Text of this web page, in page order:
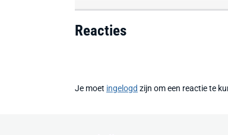
Reacties
Je moet ingelogd zijn om een reactie te